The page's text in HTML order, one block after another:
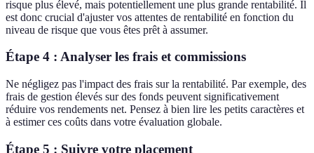
risque plus élevé, mais potentiellement une plus grande rentabilité. Il
est donc crucial d'ajuster vos attentes de rentabilité en fonction du
niveau de risque que vous êtes prêt à assumer.
Étape 4 : Analyser les frais et commissions
Ne négligez pas l'impact des frais sur la rentabilité. Par exemple, des
frais de gestion élevés sur des fonds peuvent significativement
réduire vos rendements net. Pensez à bien lire les petits caractères et
à estimer ces coûts dans votre évaluation globale.
Étape 5 : Suivre votre placement